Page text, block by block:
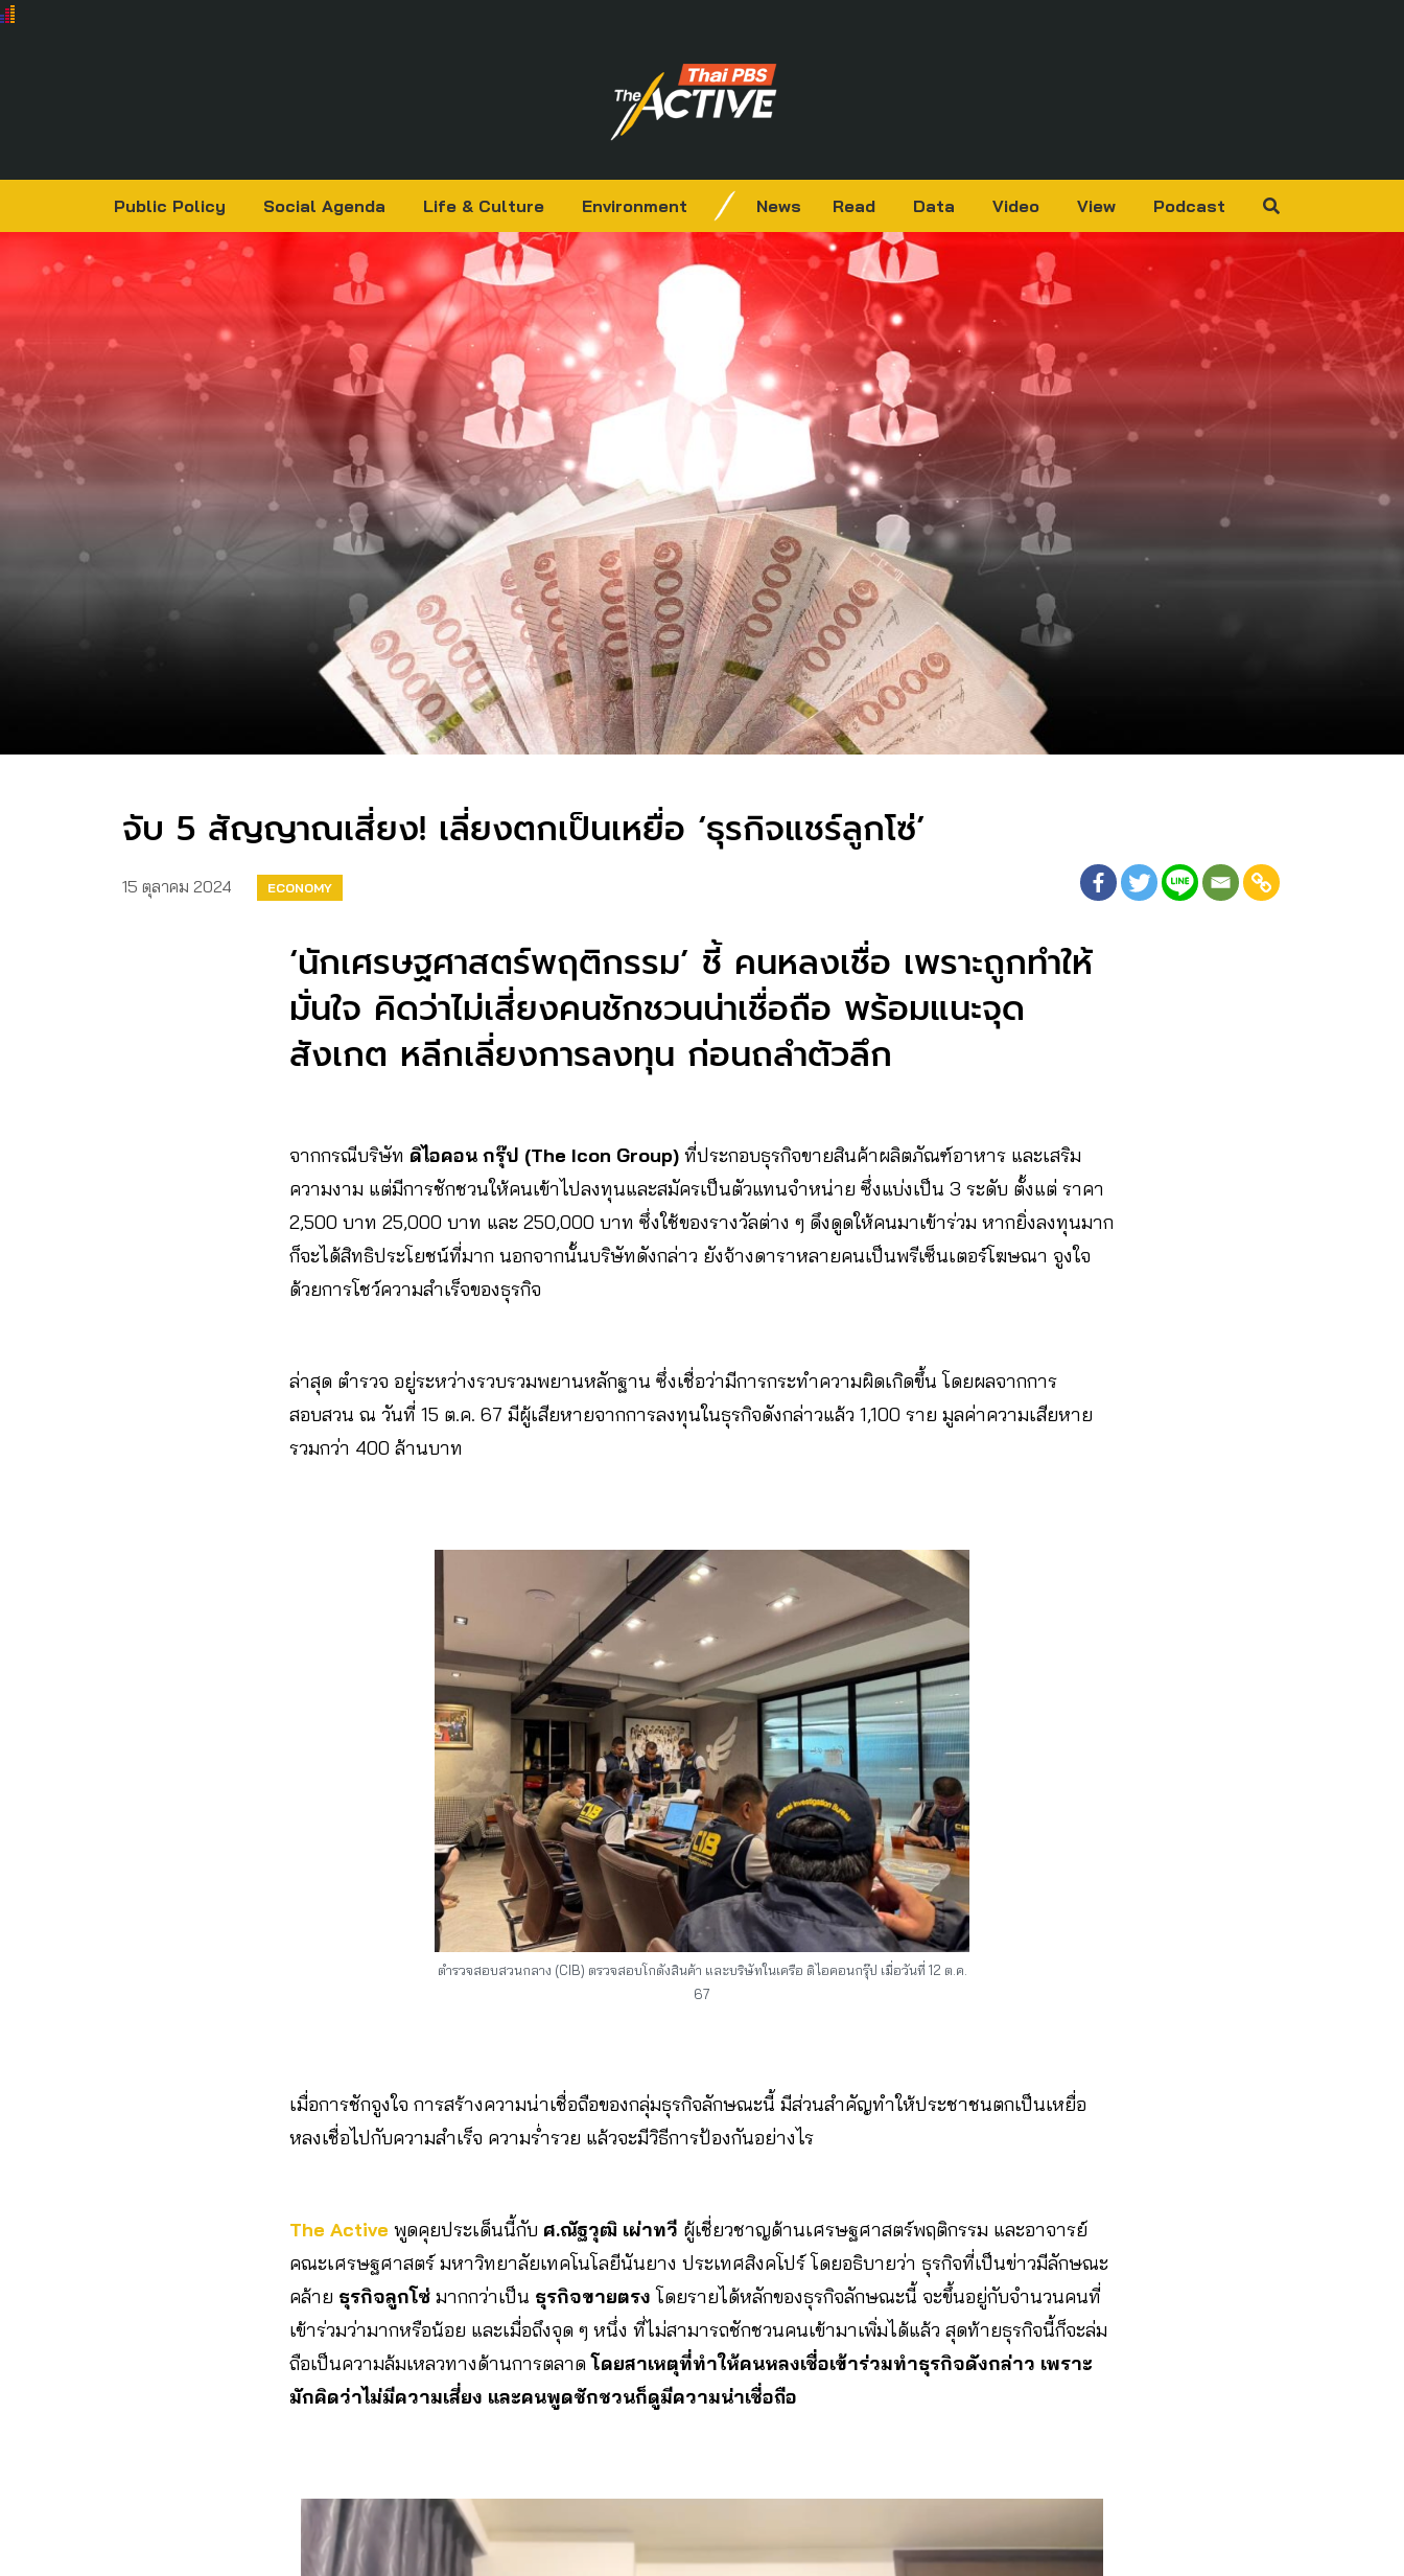
Public Policy Social Agenda Life & Culture Environment News Read Data Video View Podcast
จับ 5 สัญญาณเสี่ยง! เลี่ยงตกเป็นเหยื่อ ‘ธุรกิจแชร์ลูกโซ่’
15 ตุลาคม 2024 ECONOMY
‘นักเศรษฐศาสตร์พฤติกรรม’ ชี้ คนหลงเชื่อ เพราะถูกทำให้
มั่นใจ คิดว่าไม่เสี่ยงคนชักชวนน่าเชื่อถือ พร้อมแนะจุด
สังเกต หลีกเลี่ยงการลงทุน ก่อนถลำตัวลึก
จากกรณีบริษัท ดิไอคอน กรุ๊ป (The Icon Group) ที่ประกอบธุรกิจขายสินค้าผลิตภัณฑ์อาหาร และเสริม
ความงาม แต่มีการชักชวนให้คนเข้าไปลงทุนและสมัครเป็นตัวแทนจำหน่าย ซึ่งแบ่งเป็น 3 ระดับ ตั้งแต่ ราคา
2,500 บาท 25,000 บาท และ 250,000 บาท ซึ่งใช้ของรางวัลต่าง ๆ ดึงดูดให้คนมาเข้าร่วม หากยิ่งลงทุนมาก
ก็จะได้สิทธิประโยชน์ที่มาก นอกจากนั้นบริษัทดังกล่าว ยังจ้างดาราหลายคนเป็นพรีเซ็นเตอร์โฆษณา จูงใจ
ด้วยการโชว์ความสำเร็จของธุรกิจ
ล่าสุด ตำรวจ อยู่ระหว่างรวบรวมพยานหลักฐาน ซึ่งเชื่อว่ามีการกระทำความผิดเกิดขึ้น โดยผลจากการ
สอบสวน ณ วันที่ 15 ต.ค. 67 มีผู้เสียหายจากการลงทุนในธุรกิจดังกล่าวแล้ว 1,100 ราย มูลค่าความเสียหาย
รวมกว่า 400 ล้านบาท
ตำรวจสอบสวนกลาง (CIB) ตรวจสอบโกดังสินค้า และบริษัทในเครือ ดิไอคอนกรุ๊ป เมื่อวันที่ 12 ต.ค.
67
เมื่อการชักจูงใจ การสร้างความน่าเชื่อถือของกลุ่มธุรกิจลักษณะนี้ มีส่วนสำคัญทำให้ประชาชนตกเป็นเหยื่อ
หลงเชื่อไปกับความสำเร็จ ความร่ำรวย แล้วจะมีวิธีการป้องกันอย่างไร
The Active พูดคุยประเด็นนี้กับ ศ.ณัฐวุฒิ เผ่าทวี ผู้เชี่ยวชาญด้านเศรษฐศาสตร์พฤติกรรม และอาจารย์
คณะเศรษฐศาสตร์ มหาวิทยาลัยเทคโนโลยีนันยาง ประเทศสิงคโปร์ โดยอธิบายว่า ธุรกิจที่เป็นข่าวมีลักษณะ
คล้าย ธุรกิจลูกโซ่ มากกว่าเป็น ธุรกิจขายตรง โดยรายได้หลักของธุรกิจลักษณะนี้ จะขึ้นอยู่กับจำนวนคนที่
เข้าร่วมว่ามากหรือน้อย และเมื่อถึงจุด ๆ หนึ่ง ที่ไม่สามารถชักชวนคนเข้ามาเพิ่มได้แล้ว สุดท้ายธุรกิจนี้ก็จะล่ม
ถือเป็นความล้มเหลวทางด้านการตลาดโดยสาเหตุที่ทำให้คนหลงเชื่อเข้าร่วมทำธุรกิจดังกล่าว เพราะ
มักคิดว่าไม่มีความเสี่ยง และคนพูดชักชวนก็ดูมีความน่าเชื่อถือ